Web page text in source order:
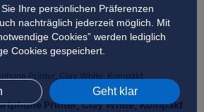
Sie Ihre persönlichen Präferenzen
nachträglich jederzeit möglich. Mit
Cookies” werden lediglich
Cookies gespeichert.
Geht klar
Printer, Clay White, Kompakt